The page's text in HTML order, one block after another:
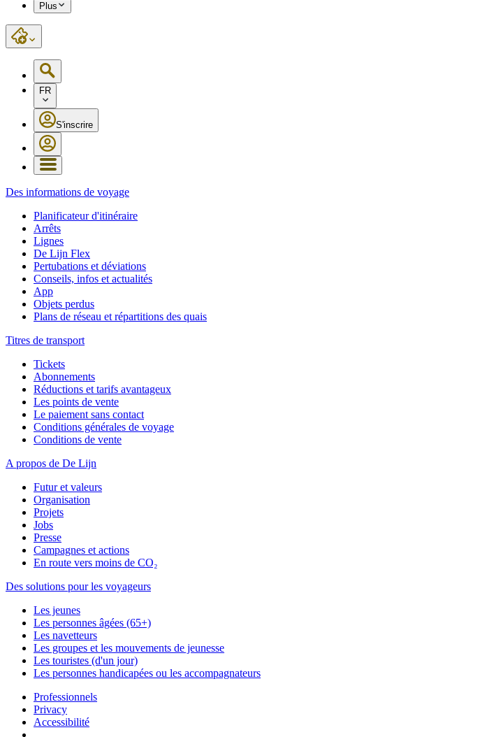
Plus
FR
S'inscrire
Des informations de voyage
Planificateur d'itinéraire
Arrêts
Lignes
De Lijn Flex
Pertubations et déviations
Conseils, infos et actualités
App
Objets perdus
Plans de réseau et répartitions des quais
Titres de transport
Tickets
Abonnements
Réductions et tarifs avantageux
Les points de vente
Le paiement sans contact
Conditions générales de voyage
Conditions de vente
A propos de De Lijn
Futur et valeurs
Organisation
Projets
Jobs
Presse
Campagnes et actions
En route vers moins de CO₂
Des solutions pour les voyageurs
Les jeunes
Les personnes âgées (65+)
Les navetteurs
Les groupes et les mouvements de jeunesse
Les touristes (d'un jour)
Les personnes handicapées ou les accompagnateurs
Professionnels
Privacy
Accessibilité